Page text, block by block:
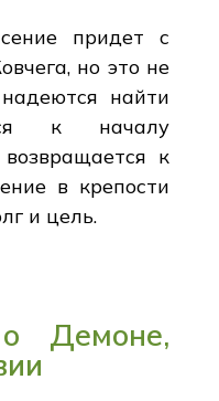
придет с
но это не
найти
к началу
к
в крепости
и цель.
Демоне,